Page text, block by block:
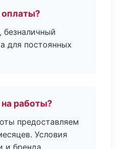
безналичный
для постоянных
на работы?
предоставляем
Условия
и бренда